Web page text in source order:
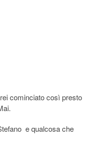
cominciato così presto
e qualcosa che